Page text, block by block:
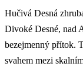
Hučivá Desná
Divoké Desné, nad
bezejmenný přítok.
svahem mezi